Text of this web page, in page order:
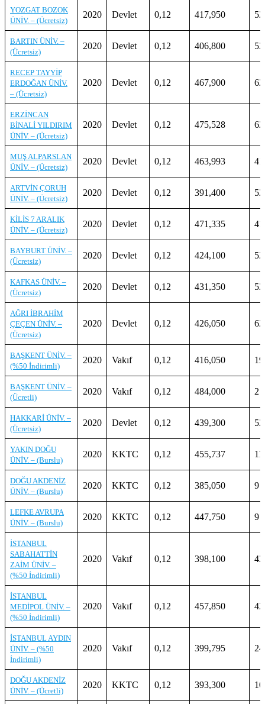
YOZGAT BOZOK
ÜNİV. – (Ücretsiz)
2020 Devlet 0,12 417,950 52
BARTIN ÜNİV. –
(Ücretsiz)
2020 Devlet 0,12 406,800 52
RECEP TAYYİP
ERDOĞAN ÜNİV.
– (Ücretsiz)
2020 Devlet 0,12 467,900 62
ERZİNCAN
BİNALİ YILDIRIM
ÜNİV. – (Ücretsiz)
2020 Devlet 0,12 475,528 62
MUŞ ALPARSLAN
ÜNİV. – (Ücretsiz)
2020 Devlet 0,12 463,993 41
ARTVİN ÇORUH
ÜNİV. – (Ücretsiz)
2020 Devlet 0,12 391,400 52
KİLİS 7 ARALIK
ÜNİV. – (Ücretsiz)
2020 Devlet 0,12 471,335 41
BAYBURT ÜNİV. –
(Ücretsiz)
2020 Devlet 0,12 424,100 52
KAFKAS ÜNİV. –
(Ücretsiz)
2020 Devlet 0,12 431,350 52
AĞRI İBRAHİM
ÇEÇEN ÜNİV. –
(Ücretsiz)
2020 Devlet 0,12 426,050 62
BAŞKENT ÜNİV. –
(%50 İndirimli)
2020 Vakıf 0,12 416,050 19
BAŞKENT ÜNİV. –
(Ücretli)
2020 Vakıf 0,12 484,000 2
HAKKARİ ÜNİV. –
(Ücretsiz)
2020 Devlet 0,12 439,300 52
YAKIN DOĞU
ÜNİV. – (Burslu)
2020 KKTC 0,12 455,737 11
DOĞU AKDENİZ
ÜNİV. – (Burslu)
2020 KKTC 0,12 385,050 9
LEFKE AVRUPA
ÜNİV. – (Burslu)
2020 KKTC 0,12 447,750 9
İSTANBUL
SABAHATTİN
ZAİM ÜNİV. –
(%50 İndirimli)
2020 Vakıf 0,12 398,100 42
İSTANBUL
MEDİPOL ÜNİV. –
(%50 İndirimli)
2020 Vakıf 0,12 457,850 42
İSTANBUL AYDIN
ÜNİV. – (%50
İndirimli)
2020 Vakıf 0,12 399,795 24
DOĞU AKDENİZ
ÜNİV. – (Ücretli)
2020 KKTC 0,12 393,300 10